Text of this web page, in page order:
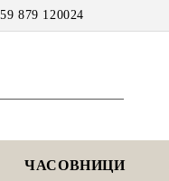
879 120024
ЧАСОВНИЦИ